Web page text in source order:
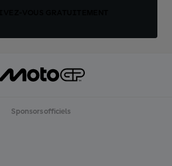
Sponsors officiels